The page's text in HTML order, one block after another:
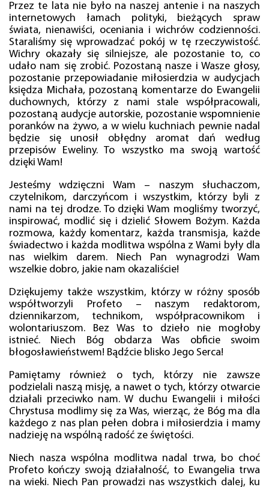
Przez te lata nie było na naszej antenie i na naszych
internetowych łamach polityki, bieżących spraw
świata, nienawiści, oceniania i wichrów codzienności.
Staraliśmy się wprowadzać pokój w tę rzeczywistość.
Wichry okazały się silniejsze, ale pozostanie to, co
udało nam się zrobić. Pozostaną nasze i Wasze głosy,
pozostanie przepowiadanie miłosierdzia w audycjach
księdza Michała, pozostaną komentarze do Ewangelii
duchownych, którzy z nami stale współpracowali,
pozostaną audycje autorskie, pozostanie wspomnienie
poranków na żywo, a w wielu kuchniach pewnie nadal
będzie się unosił obłędny aromat dań według
przepisów Eweliny. To wszystko ma swoją wartość
dzięki Wam!
Jesteśmy wdzięczni Wam – naszym słuchaczom,
czytelnikom, darczyńcom i wszystkim, którzy byli z
nami na tej drodze. To dzięki Wam mogliśmy tworzyć,
inspirować, modlić się i dzielić Słowem Bożym. Każda
rozmowa, każdy komentarz, każda transmisja, każde
świadectwo i każda modlitwa wspólna z Wami były dla
nas wielkim darem. Niech Pan wynagrodzi Wam
wszelkie dobro, jakie nam okazaliście!
Dziękujemy także wszystkim, którzy w różny sposób
współtworzyli Profeto – naszym redaktorom,
dziennikarzom, technikom, współpracownikom i
wolontariuszom. Bez Was to dzieło nie mogłoby
istnieć. Niech Bóg obdarza Was obficie swoim
błogosławieństwem! Bądźcie blisko Jego Serca!
Pamiętamy również o tych, którzy nie zawsze
podzielali naszą misję, a nawet o tych, którzy otwarcie
działali przeciwko nam. W duchu Ewangelii i miłości
Chrystusa modlimy się za Was, wierząc, że Bóg ma dla
każdego z nas plan pełen dobra i miłosierdzia i mamy
nadzieję na wspólną radość ze świętości.
Niech nasza wspólna modlitwa nadal trwa, bo choć
Profeto kończy swoją działalność, to Ewangelia trwa
na wieki. Niech Pan prowadzi nas wszystkich dalej, ku